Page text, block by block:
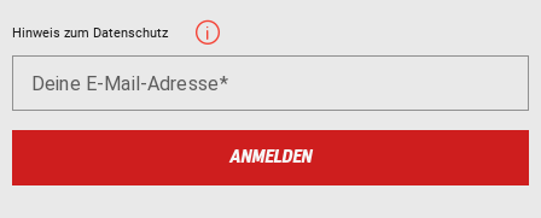
Hinweis zum Datenschutz
Deine E-Mail-Adresse
ANMELDEN